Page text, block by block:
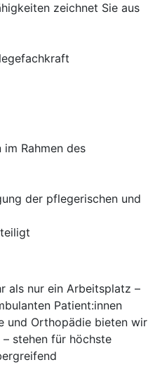
zeichnet Sie aus
Rahmen des
der pflegerischen und
als nur ein Arbeitsplatz –
Patient:innen
und Orthopädie bieten wir
stehen für höchste